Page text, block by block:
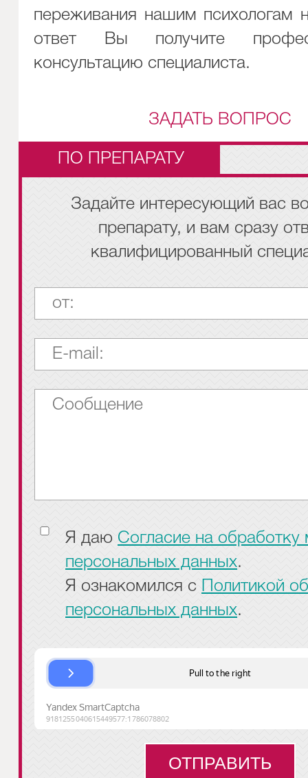
переживания нашим психологам
ответ Вы получите
консультацию специалиста.
ЗАДАТЬ ВОПРОС
ПО ПРЕПАРАТУ
Задайте интересующий вас
препарату, и вам сразу
квалифицированный
Я даю Согласие на обработку
персональных данных.
Я ознакомился с
Политикой
персональных данных.